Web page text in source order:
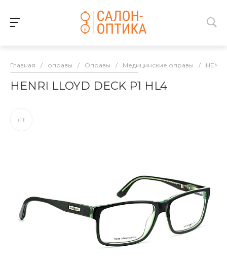
Главная / оправы / Оправы / Медицинские оправы /
HENRI LLOYD DECK P1 HL4